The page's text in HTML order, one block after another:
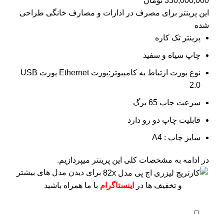
این پرینتر برای مصرف در ادارات و مصارف خانگی طراحی
شده
پرینتر تک کاره
چاپ سیاه و سفید
نوع پورت ارتباط به کامپیوتر:پورت Ethernet پورت USB
2.0
سرعت چاپ 65 برگ
قابلیت چاپ دو رو دارد
سایز چاپ : A4
در ادامه به مشخصات کلی این پرینتر میپردازیم.
برای دیدن مدل های بیشتر
و تخفیف ها در
اینستاگرام با ما همراه باشید